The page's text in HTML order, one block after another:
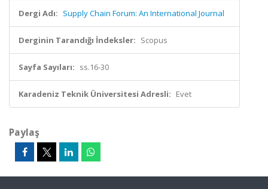
Dergi Adı: Supply Chain Forum: An International Journal
Derginin Tarandığı İndeksler: Scopus
Sayfa Sayıları: ss.16-30
Karadeniz Teknik Üniversitesi Adresli: Evet
Paylaş